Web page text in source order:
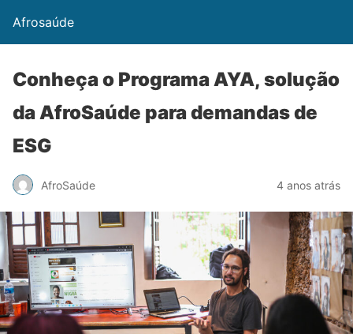
Afrosaúde
Conheça o Programa AYA, solução
da AfroSaúde para demandas de
ESG
AfroSaúde 4 anos atrás